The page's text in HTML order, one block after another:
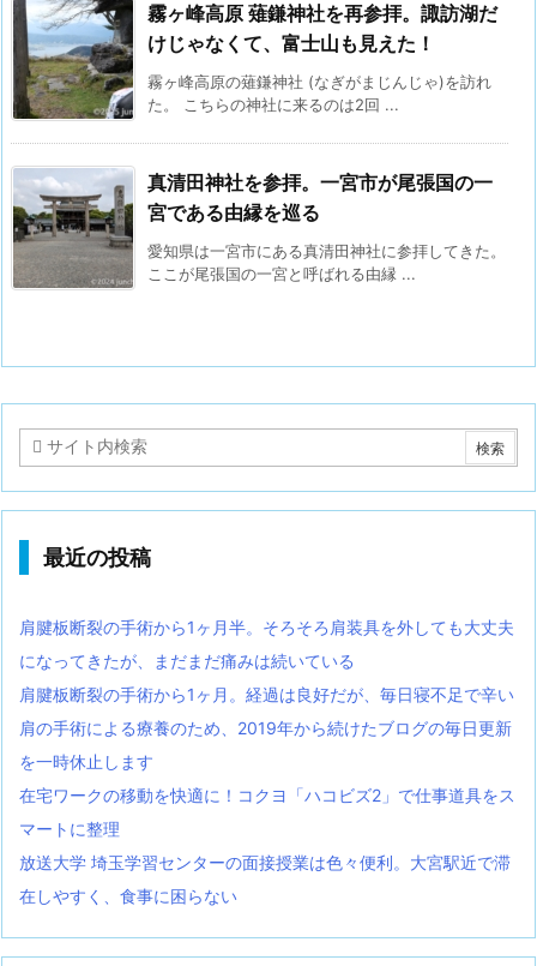
霧ヶ峰高原 薙鎌神社を再参拝。諏訪湖だ
けじゃなくて、富士山も見えた！
霧ヶ峰高原の薙鎌神社 (なぎがまじんじゃ)を訪れ
た。 こちらの神社に来るのは2回 ...
真清田神社を参拝。一宮市が尾張国の一
宮である由縁を巡る
愛知県は一宮市にある真清田神社に参拝してきた。
ここが尾張国の一宮と呼ばれる由縁 ...
最近の投稿
肩腱板断裂の手術から1ヶ月半。そろそろ肩装具を外しても大丈夫
になってきたが、まだまだ痛みは続いている
肩腱板断裂の手術から1ヶ月。経過は良好だが、毎日寝不足で辛い
肩の手術による療養のため、2019年から続けたブログの毎日更新
を一時休止します
在宅ワークの移動を快適に！コクヨ「ハコビズ2」で仕事道具をス
マートに整理
放送大学 埼玉学習センターの面接授業は色々便利。大宮駅近で滞
在しやすく、食事に困らない